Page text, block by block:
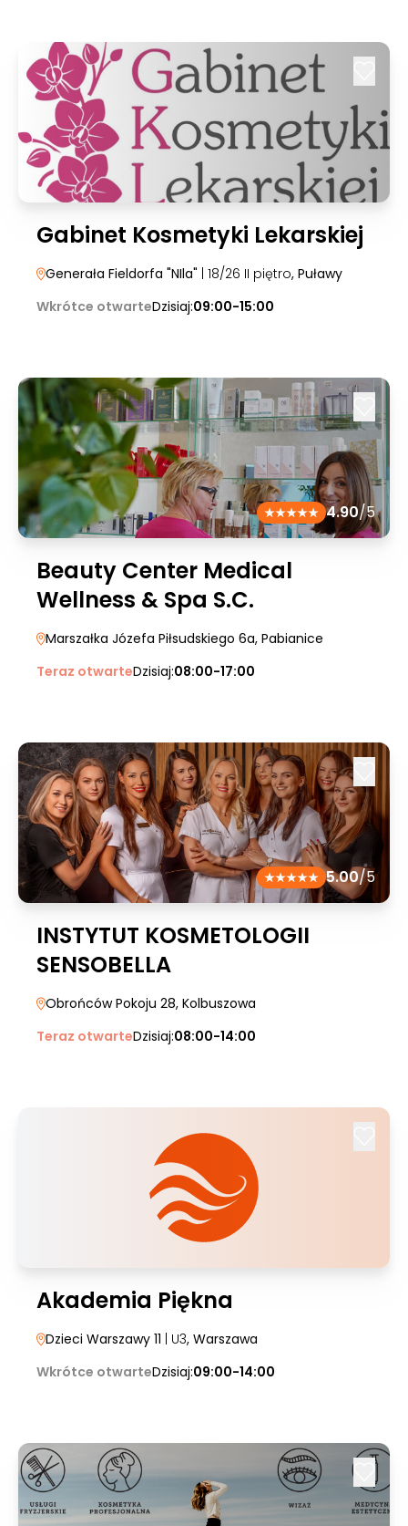
Gabinet Kosmetyki Lekarskiej
Generała Fieldorfa "NIla" | 18/26 II piętro, Puławy
Wkrótce otwarteDzisiaj:09:00-15:00
4.90/5
Beauty Center Medical
Wellness & Spa S.C.
Marszałka Józefa Piłsudskiego 6a, Pabianice
Teraz otwarteDzisiaj:08:00-17:00
5.00/5
INSTYTUT KOSMETOLOGII
SENSOBELLA
Obrońców Pokoju 28, Kolbuszowa
Teraz otwarteDzisiaj:08:00-14:00
Akademia Piękna
Dzieci Warszawy 11 | U3, Warszawa
Wkrótce otwarteDzisiaj:09:00-14:00